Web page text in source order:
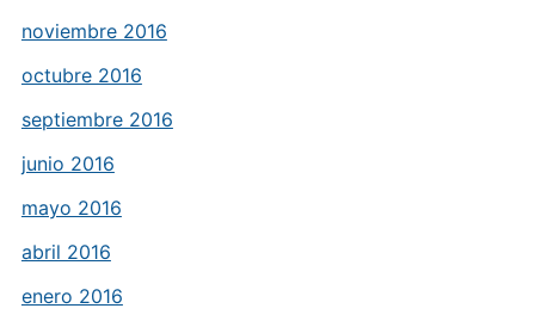
noviembre 2016
octubre 2016
septiembre 2016
junio 2016
mayo 2016
abril 2016
enero 2016